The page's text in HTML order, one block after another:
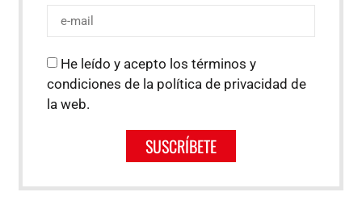
He leído y acepto los términos y
condiciones de la política de privacidad de
la web.
SUSCRÍBETE